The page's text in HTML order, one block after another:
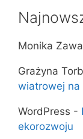
Monika
Grażyna
wiatrowej na
WordPress -
ekorozwoju